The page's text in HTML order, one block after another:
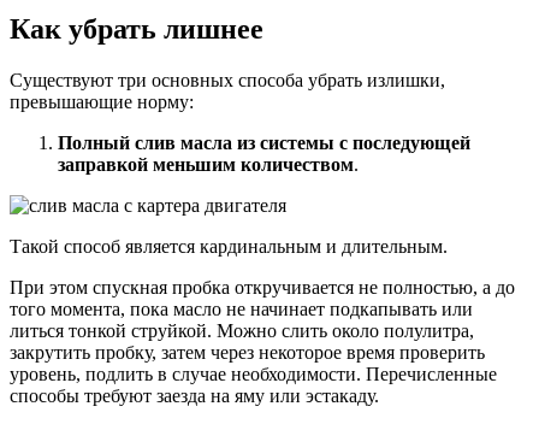
Как убрать лишнее
Существуют три основных способа убрать излишки,
превышающие норму:
Полный слив масла из системы с последующей
заправкой меньшим количеством.
Такой способ является кардинальным и длительным.
При этом спускная пробка откручивается не полностью, а до
того момента, пока масло не начинает подкапывать или
литься тонкой струйкой. Можно слить около полулитра,
закрутить пробку, затем через некоторое время проверить
уровень, подлить в случае необходимости. Перечисленные
способы требуют заезда на яму или эстакаду.